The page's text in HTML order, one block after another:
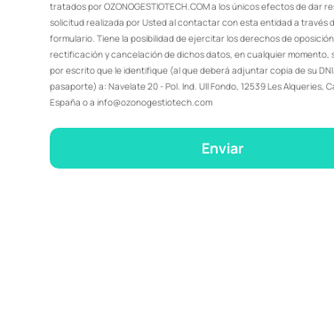
tratados por OZONOGESTIOTECH.COM a los únicos efectos de dar
solicitud realizada por Usted al contactar con esta entidad a través
formulario. Tiene la posibilidad de ejercitar los derechos de
rectificación y cancelación de dichos datos, en cualquier momento,
por escrito que le identifique (al que deberá adjuntar copia de su
pasaporte) a: Navelate 20 - Pol. Ind. Ull Fondo, 12539 Les Alqueries,
España o a info@ozonogestiotech.com
Enviar